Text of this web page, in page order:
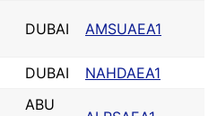
DUBAI AMSUAEA1
DUBAI NAHDAEA1
ABU